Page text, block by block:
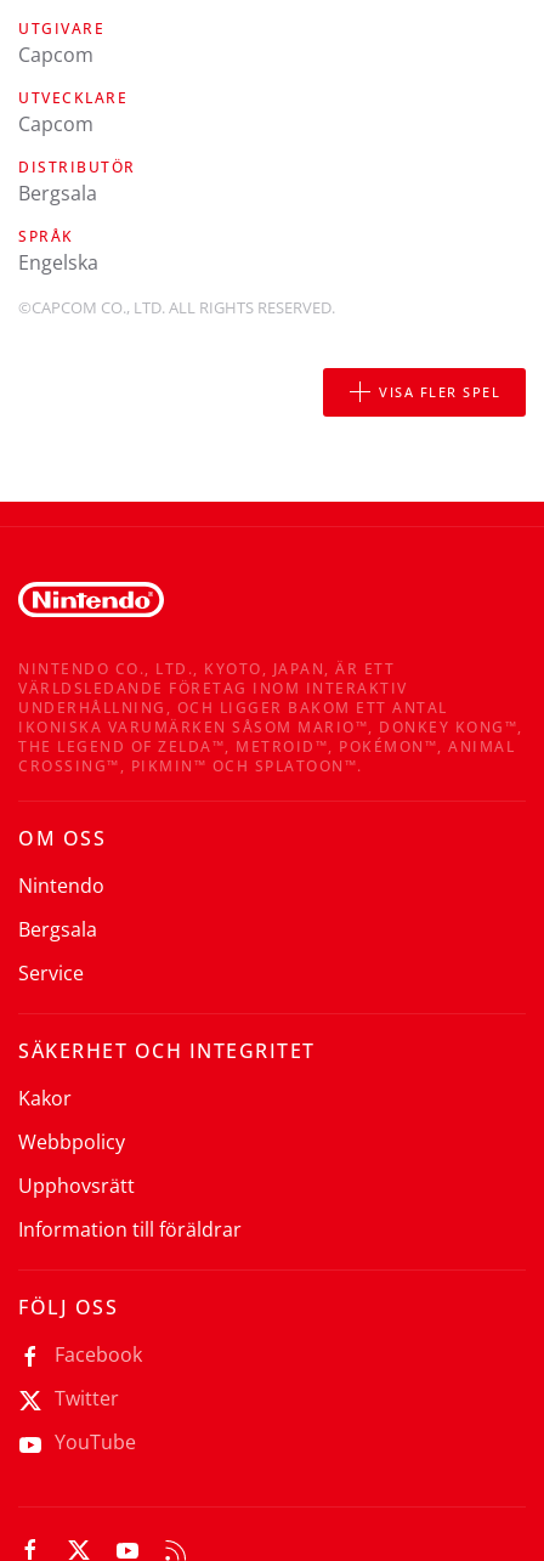
UTGIVARE
Capcom
UTVECKLARE
Capcom
DISTRIBUTÖR
Bergsala
SPRÅK
engelska
©CAPCOM CO., LTD. ALL RIGHTS RESERVED.
VISA FLER SPEL
NINTENDO CO., LTD., KYOTO, JAPAN, ÄR ETT
VÄRLDSLEDANDE FÖRETAG INOM INTERAKTIV
UNDERHÅLLNING, OCH LIGGER BAKOM ETT ANTAL
IKONISKA VARUMÄRKEN SÅSOM MARIO™, DONKEY KONG™,
THE LEGEND OF ZELDA™, METROID™, POKÉMON™, ANIMAL
CROSSING™, PIKMIN™ OCH SPLATOON™.
OM OSS
Nintendo
Bergsala
Service
SÄKERHET OCH INTEGRITET
Kakor
Webbpolicy
Upphovsrätt
Information till föräldrar
FÖLJ OSS
Facebook
Twitter
YouTube